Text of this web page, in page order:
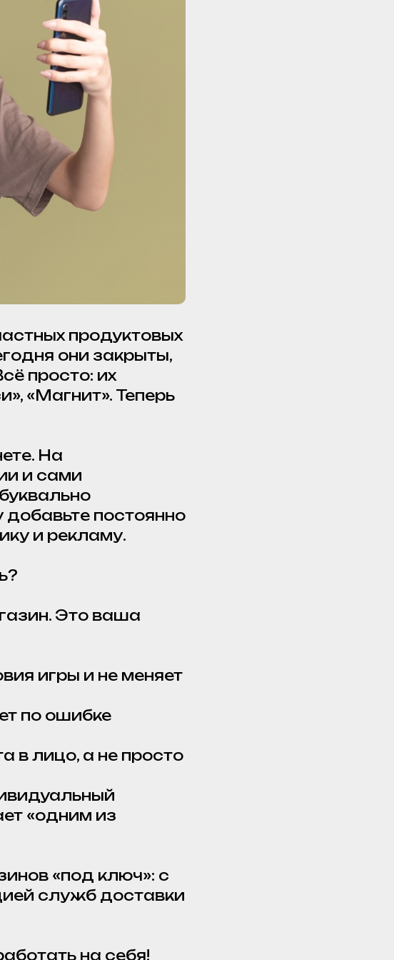
продуктовых
они закрыты,
просто: их
«Магнит». Теперь
На
и сами
постоянно
и рекламу.
Это ваша
игры и не меняет
по ошибке
в лицо, а не просто
«одним из
«под ключ»: с
служб доставки
на себя!